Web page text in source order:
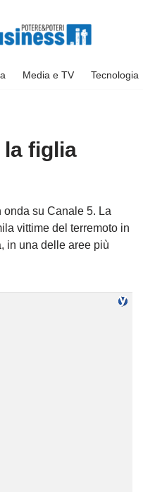
Media e TV Tecnologia
la figlia
onda su Canale 5. La
vittime del terremoto in
in una delle aree più